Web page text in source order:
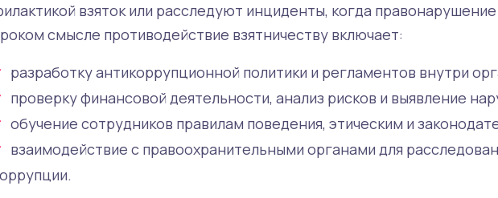
взяток или расследуют инциденты, когда
смысле противодействие взятничеству включает:
разработку антикоррупционной политики и регламентов внутри
проверку финансовой деятельности, анализ рисков и выявление
обучение сотрудников правилам поведения, этическим и
взаимодействие с правоохранительными органами для